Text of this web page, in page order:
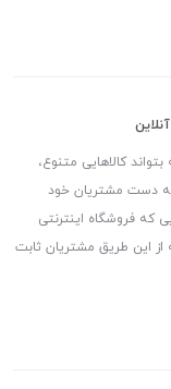
کالاهایی متنوع،
به دست مشتریان خود
که فروشگاه اینترنتی
این طریق مشتریان ثابت